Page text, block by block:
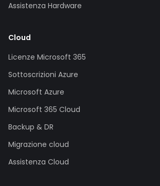
Assistenza Hardware
Cloud
Licenze Microsoft 365
Sottoscrizioni Azure
Microsoft Azure
Microsoft 365 Cloud
Backup & DR
Migrazione cloud
Assistenza Cloud